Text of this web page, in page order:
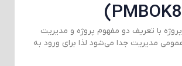
با تعریف دو مفهوم پروژه و مدیریت
عمومی مدیریت جدا می‌شود لذا برای ورود به